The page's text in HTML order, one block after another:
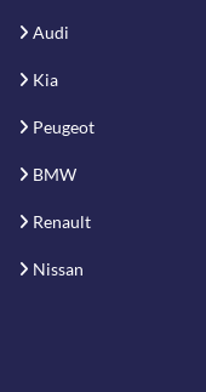
Audi
Kia
Peugeot
BMW
Renault
Nissan